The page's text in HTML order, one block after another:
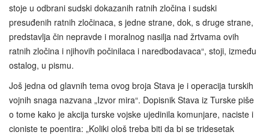
stoje u odbrani sudski dokazanih ratnih zločina i sudski
presuđenih ratnih zločinaca, s jedne strane, dok, s druge strane,
predstavlja čin nepravde i moralnog nasilja nad žrtvama ovih
ratnih zločina i njihovih počinilaca i naredbodavaca“, stoji, između
ostalog, u pismu.
Još jedna od glavnih tema ovog broja Stava je i operacija turskih
vojnih snaga nazvana „Izvor mira“. Dopisnik Stava iz Turske piše
o tome kako je akcija turske vojske ujedinila komunjare, naciste i
cioniste te poentira: „Koliki ološ treba biti da bi se tridesetak